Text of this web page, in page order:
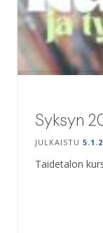
Syksyn
JULKAISTU
Taidetalon